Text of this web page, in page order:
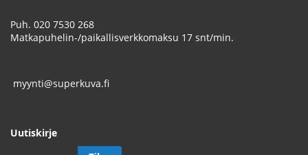
Puh. 020 7530 268
Matkapuhelin-/paikallisverkkomaksu 17 snt/min.
myynti@superkuva.fi
Uutiskirje